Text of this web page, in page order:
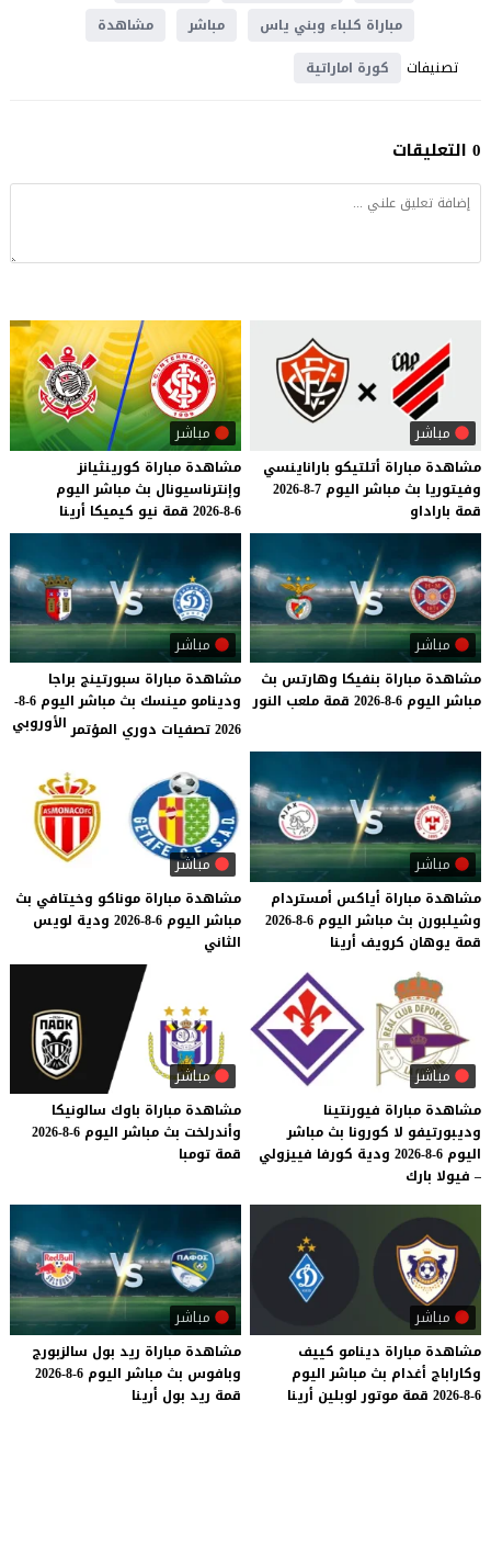
مباراة كلباء وبني ياس
مباشر مشاهدة
تصنيفات كورة اماراتية
0 التعليقات
مباشر
مشاهدة مباراة أتلتيكو باراناينسي
وفيتوريا بث مباشر اليوم 7-8-2026
قمة باراداو
مباشر
مشاهدة مباراة كورينثيانز
وإنترناسيونال بث مباشر اليوم
6-8-2026
قمة نيو كيميكا أرينا
مباشر
مشاهدة مباراة بنفيكا وهارتس بث
مباشر اليوم 6-8-2026 قمة ملعب النور
مباشر
مشاهدة مباراة سبورتينج براجا
ودينامو مينسك بث مباشر اليوم 6-8-
2026 تصفيات دوري المؤتمر
الأوروبي
مباشر
مشاهدة مباراة أياكس أمستردام
وشيلبورن بث مباشر اليوم 6-8-2026
قمة يوهان كرويف أرينا
مباشر
مشاهدة مباراة موناكو وخيتافي بث
مباشر اليوم 6-8-2026 ودية لويس
الثاني
مباشر
مشاهدة مباراة فيورنتينا
وديبورتيفو لا كورونا بث مباشر
اليوم 6-8-2026 ودية كورفا فييزولي
– فيولا بارك
مباشر
مشاهدة مباراة باوك سالونيكا
وأندرلخت بث مباشر اليوم 6-8-2026
قمة تومبا
مباشر
مشاهدة مباراة دينامو كييف
وكاراباج أغدام بث مباشر اليوم
6-8-2026
قمة موتور لوبلين أرينا
مباشر
مشاهدة مباراة ريد بول سالزبورج
وبافوس بث مباشر اليوم 6-8-2026
قمة ريد بول أرينا